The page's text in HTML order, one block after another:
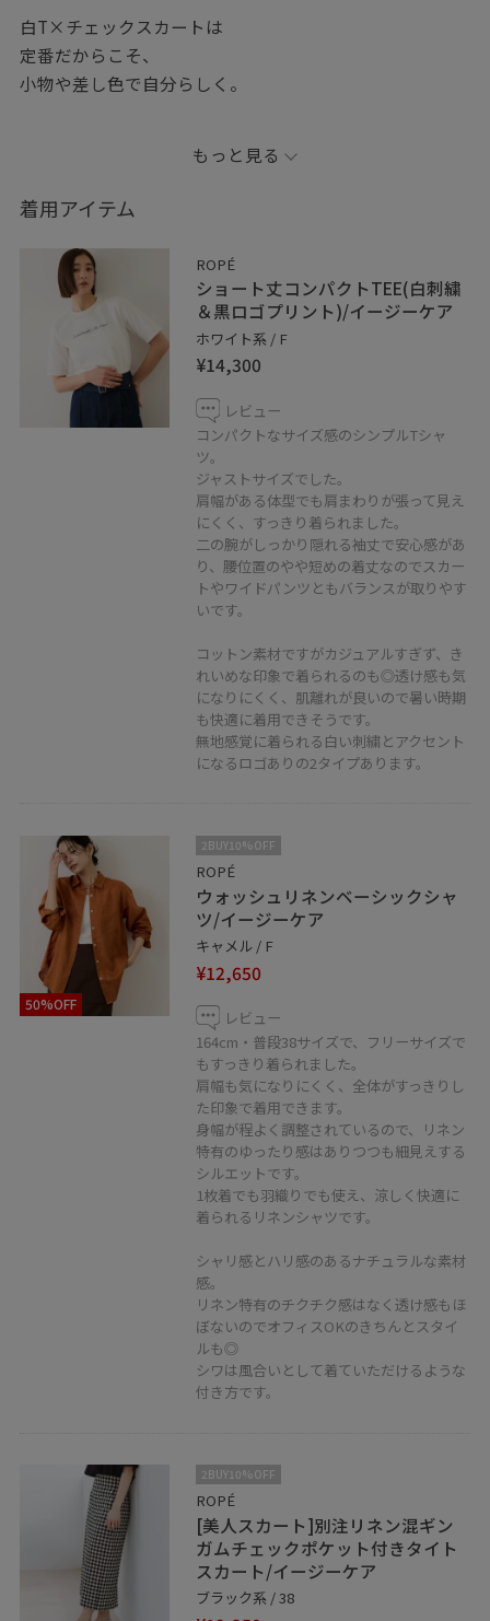
白T×チェックスカートは
定番だからこそ、
小物や差し色で自分らしく。
▼Instagramはじめました！
@saori_rope
https://www.instagram.com/saori_rope/
フォローしていただけると嬉しいです♪
※記載のないアイテムはスタッフ私物です。
※店頭及び屋外での撮影画像は、
光の当たり具合で色味が異なって見える場合がございま
商品の色味はスタジオ撮影の画像をご参照ください。
【 ♡ボタンを押してお気に入り！ 】
お気に入りしていただくと、気になったコーディネート
や商品がチェックしやすくなります。
LINEで西宮阪急店スタッフに相談は【友だち追加】をタ
して下さい
もっと見る
着用アイテム
ROPÉ
ショート丈コンパクトTEE(白刺繍
＆黒ロゴプリント)/イージーケア
ホワイト系 / F
¥14,300
レビュー
コンパクトなサイズ感のシンプルTシャ
ツ。
ジャストサイズでした。
肩幅がある体型でも肩まわりが張って見え
にくく、すっきり着られました。
二の腕がしっかり隠れる袖丈で安心感があ
り、腰位置のやや短めの着丈なのでスカー
トやワイドパンツともバランスが取りやす
いです。
コットン素材ですがカジュアルすぎず、き
れいめな印象で着られるのも◎透け感も気
になりにくく、肌離れが良いので暑い時期
も快適に着用できそうです。
無地感覚に着られる白い刺繍とアクセント
になるロゴありの2タイプあります。
50%OFF
2BUY10%OFF
ROPÉ
ウォッシュリネンベーシックシャ
ツ/イージーケア
キャメル / F
¥12,650
レビュー
164cm・普段38サイズで、フリーサイズで
もすっきり着られました。
肩幅も気になりにくく、全体がすっきりし
た印象で着用できます。
身幅が程よく調整されているので、リネン
特有のゆったり感はありつつも細見えする
シルエットです。
1枚着でも羽織りでも使え、涼しく快適に
着られるリネンシャツです。
シャリ感とハリ感のあるナチュラルな素材
感。
リネン特有のチクチク感はなく透け感もほ
ぼないのでオフィスOKのきちんとスタイ
ルも◎
シワは風合いとして着ていただけるような
付き方です。
2BUY10%OFF
ROPÉ
[美人スカート]別注リネン混ギン
ガムチェックポケット付きタイト
スカート/イージーケア
ブラック系 / 38